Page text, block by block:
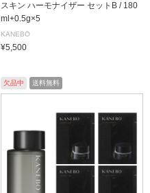
スキン ハーモナイザー セットB / 180
ml+0.5g×5
KANEBO
¥5,500
欠品中 送料無料